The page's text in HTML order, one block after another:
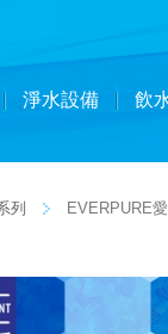
淨水設備 飲
列
EVERPURE